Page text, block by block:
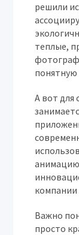
решили
теплые,
понятную
А вот для
Важно
просто